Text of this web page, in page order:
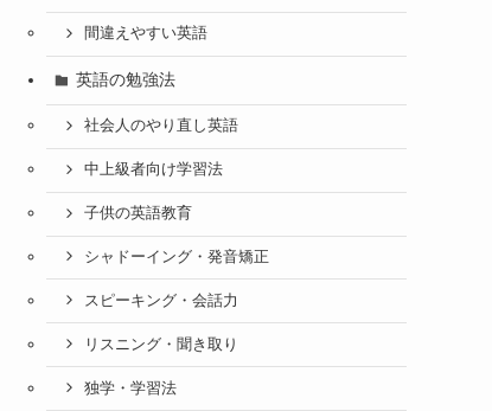
間違えやすい英語
英語の勉強法
社会人のやり直し英語
中上級者向け学習法
子供の英語教育
シャドーイング・発音矯正
スピーキング・会話力
リスニング・聞き取り
独学・学習法